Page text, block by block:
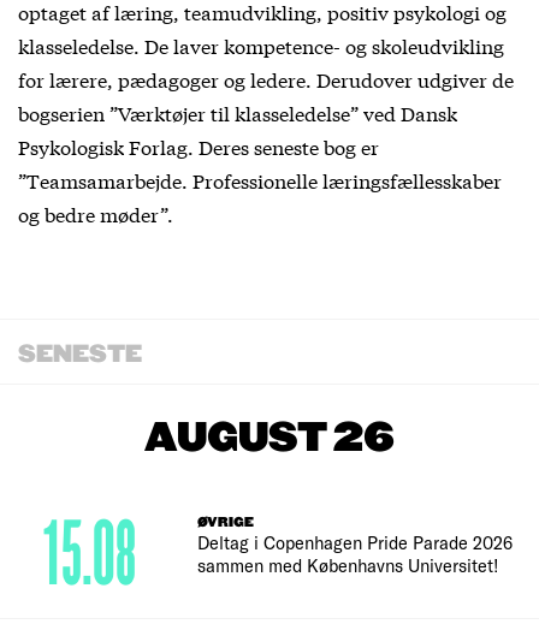
optaget af læring, teamudvikling, positiv psykologi og
klasseledelse. De laver kompetence- og skoleudvikling
for lærere, pædagoger og ledere. Derudover udgiver de
bogserien ”Værktøjer til klasseledelse” ved Dansk
Psykologisk Forlag. Deres seneste bog er
”Teamsamarbejde. Professionelle læringsfællesskaber
og bedre møder”.
SENESTE
AUGUST 26
ØVRIGE
Deltag i Copenhagen Pride Parade 2026
sammen med Københavns Universitet!
15.08